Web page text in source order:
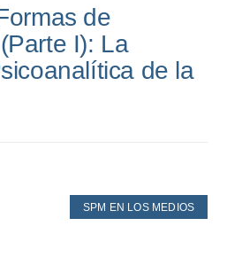
de
I): La
de la
SPM EN LOS MEDIOS